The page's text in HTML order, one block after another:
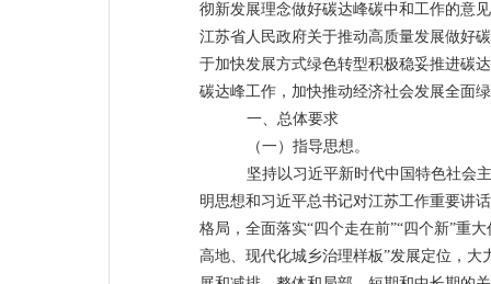
彻新发展理念做好碳达峰碳中和工作的意
江苏省人民政府关于推动高质量发展做好
于加快发展方式绿色转型积极稳妥推进碳
碳达峰工作，加快推动经济社会发展全面
一、总体要求
（一）指导思想。
坚持以习近平新时代中国特色社会
明思想和习近平总书记对江苏工作重要讲
格局，全面落实“四个走在前”“四个新”重大
高地、现代化城乡治理样板”发展定位，大